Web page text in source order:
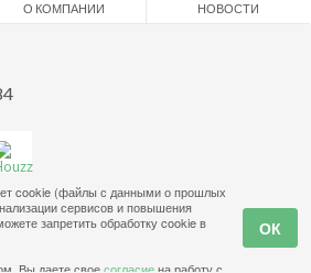
О КОМПАНИИ НОВОСТИ
cookie (файлы с данными о прошлых
сервисов и повышения
запретить обработку cookie в
Вы даете своесогласиена работу с